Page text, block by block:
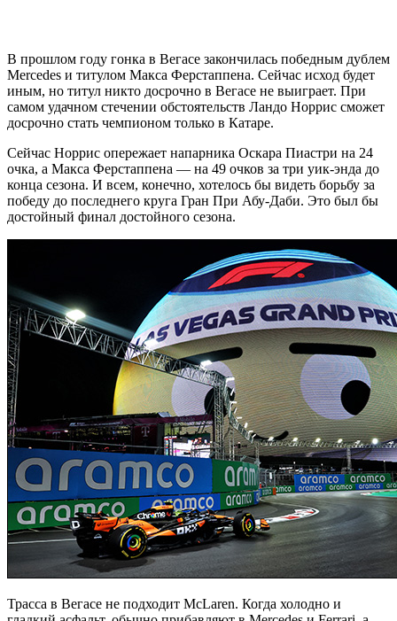
В прошлом году гонка в Вегасе закончилась победным дублем
Mercedes и титулом Макса Ферстаппена. Сейчас исход будет
иным, но титул никто досрочно в Вегасе не выиграет. При
самом удачном стечении обстоятельств Ландо Норрис сможет
досрочно стать чемпионом только в Катаре.
Сейчас Норрис опережает напарника Оскара Пиастри на 24
очка, а Макса Ферстаппена — на 49 очков за три уик-энда до
конца сезона. И всем, конечно, хотелось бы видеть борьбу за
победу до последнего круга Гран При Абу-Даби. Это был бы
достойный финал достойного сезона.
Трасса в Вегасе не подходит McLaren. Когда холодно и